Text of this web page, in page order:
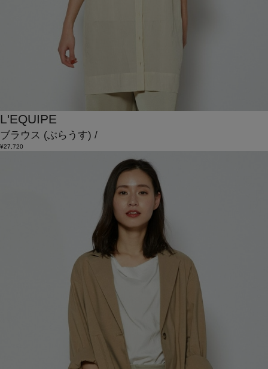
L'EQUIPE
ブラウス (ぶらうす) /
¥27,720